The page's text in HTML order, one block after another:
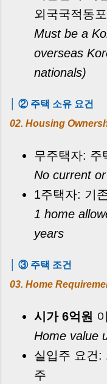
외국국적동
Must be a
overseas
nationals)
│ ② 주택 소유 요건
02. Housing
무주택자: 주
No current
1주택자: 기
1 home
years
│ ③ 주택 조건
03. Home
시가 6억원
Home value
실입주 요건:
주